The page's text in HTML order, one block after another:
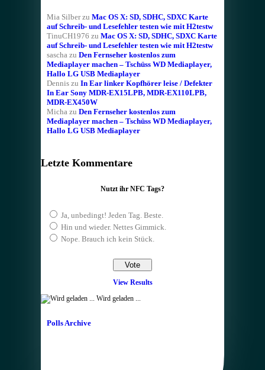
Mia Silberzu Mac OS X: SD, SDHC, SDXC Karte
auf Schreib- und Lesefehler testen wie mit H2testw
TinuCH1976 zu Mac OS X: SD, SDHC, SDXC Karte
auf Schreib- und Lesefehler testen wie mit H2testw
sascha zu Den Fernseher kostenlos zum
Mediaplayer machen – Tschüss WD Mediaplayer,
Hallo LG USB Mediaplayer
Denniszu In Ear linker Kopfhörer leise / Defekter
In Ear Sony MDR-EX15LPB, MDR-EX110LPB,
MDR-EX450W
Micha zu Den Fernseher kostenlos zum
Mediaplayer machen – Tschüss WD Mediaplayer,
Hallo LG USB Mediaplayer
Letzte Kommentare
Nutzt ihr NFC Tags?
Ja, unbedingt! Jeden Tag. Beste.
Hin und wieder. Nettes Gimmick.
Nope. Brauch ich kein Stück.
View Results
Wird geladen ...
Polls Archive